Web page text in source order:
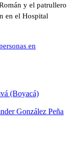
y el patrullero
en el Hospital
en
(Boyacá)
González Peña